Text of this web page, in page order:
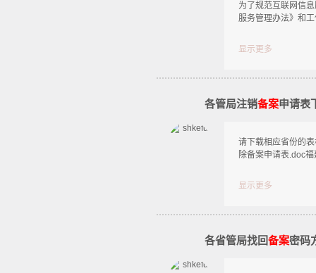
为了规范互联网信
服务管理办法》和
显示更多
各管局注销备案申请表
请下载相应省份的
除备案申请表.doc
显示更多
各省管局找回备案密码